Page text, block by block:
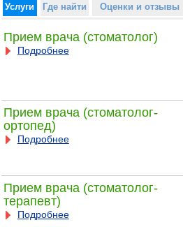
Услуги Где найти Оценки и отзывы
Прием врача (стоматолог)
Подробнее
Прием врача (стоматолог-
ортопед)
Подробнее
Прием врача (стоматолог-
терапевт)
Подробнее